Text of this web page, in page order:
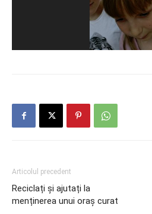
Articolul precedent
Reciclați și ajutați la
menținerea unui oraș curat